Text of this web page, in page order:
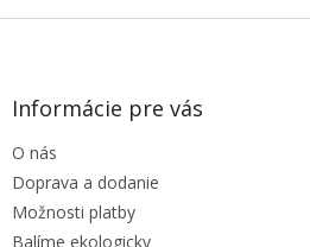
Z
Informácie pre vás
O nás
Doprava a dodanie
Možnosti platby
Balíme ekologicky